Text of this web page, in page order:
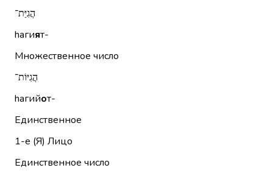
הֲגִיַּת־
hагият-
Множественное число
הֲגִיּוֹת־
hагийот-
Единственное
1-е (Я) Лицо
Единственное число